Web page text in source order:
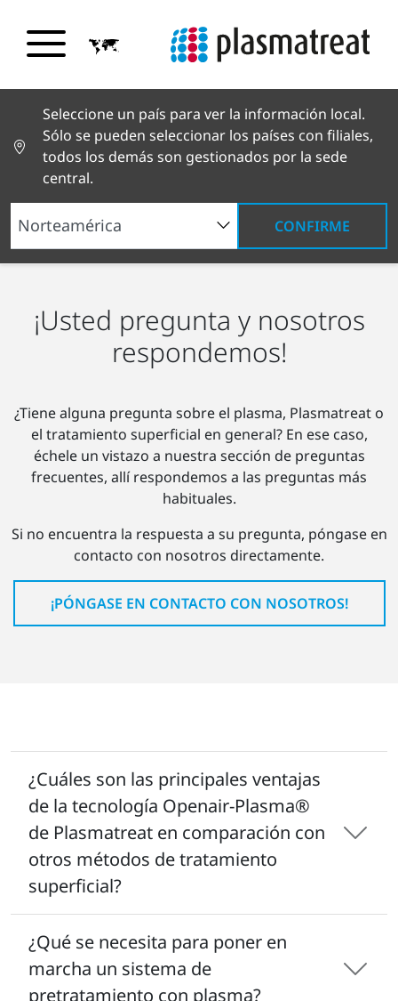
Seleccione un país para ver la información local.
Sólo se pueden seleccionar los países con filiales,
todos los demás son gestionados por la sede
central.
CONFIRME
¿Qué es el plasma? Preguntas frecuentes
¡Usted pregunta y nosotros
respondemos!
¿Tiene alguna pregunta sobre el plasma, Plasmatreat o
el tratamiento superficial en general? En ese caso,
échele un vistazo a nuestra sección de preguntas
frecuentes, allí respondemos a las preguntas más
habituales.
Si no encuentra la respuesta a su pregunta, póngase en
contacto con nosotros directamente.
¡PÓNGASE EN CONTACTO CON NOSOTROS!
¿Cuáles son las principales ventajas
de la tecnología Openair-Plasma®
de Plasmatreat en comparación con
otros métodos de tratamiento
superficial?
¿Qué se necesita para poner en
marcha un sistema de
pretratamiento con plasma?